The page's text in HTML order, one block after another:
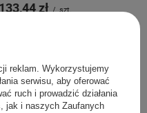
zł / szt.
reklam. Wykorzystujemy
serwisu, aby oferować
ruch i prowadzić działania
jak i naszych Zaufanych